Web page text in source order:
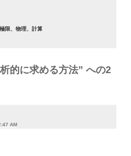
限、 物理、 計算
的に求める方法” への2
AM